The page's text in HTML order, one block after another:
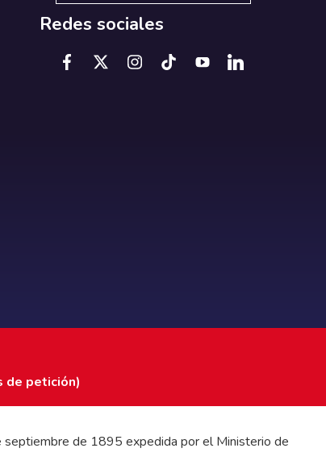
Redes sociales
de petición)
septiembre de 1895 expedida por el Ministerio de